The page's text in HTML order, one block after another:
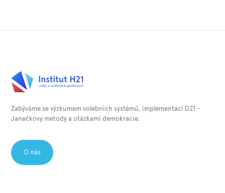
Zabýváme se výzkumem volebních systémů, implementací D21 –
Janečkovy metody a otázkami demokracie.⁠
O nás